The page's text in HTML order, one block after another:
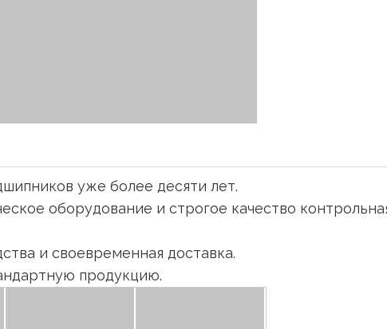
уже более десяти лет.
оборудование и строгое качество
и своевременная доставка.
продукцию.